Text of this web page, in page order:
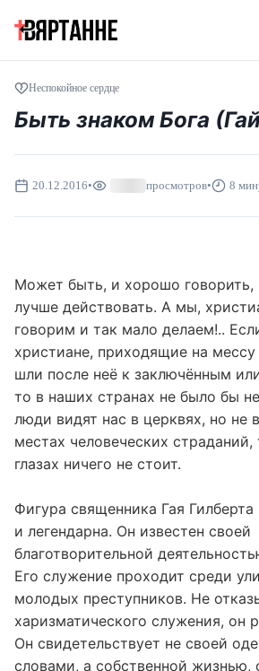
Неспокойное сердце
Быть знаком Бога
20.12.2016• просмотров• 8
Может быть, и хорошо говорить,
лучше действовать. А мы,
говорим и так мало делаем!..
христиане, приходящие на мессу
шли после неё к заключённым
то в наших странах не было бы
люди видят нас в церквях, но не
местах человеческих страданий,
Фигура священника Гая Гилберта
и легендарна. Он известен своей
благотворительной
Его служение проходит среди
молодых преступников. Не
харизматического служения, он
Он свидетельствует не своей